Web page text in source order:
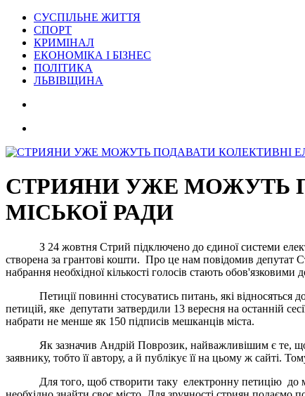
СУСПІЛЬНЕ ЖИТТЯ
СПОРТ
КРИМІНАЛ
ЕКОНОМІКА І БІЗНЕС
ПОЛІТИКА
ЛЬВІВЩИНА
СТРИЯНИ УЖЕ МОЖУТЬ
МІСЬКОЇ РАДИ
З 24 жовтня Стрий підключено до єдиної системи
створена за грантові кошти. Про це нам повідомив депутат
набрання необхідної кількості голосів стають обов'язковими
Петиції повинні стосуватись питань, які відносяться до
петицій, яке депутати затвердили 13 вересня на останній
набрати не менше як 150 підписів мешканців міста.
Як зазначив Андрій Поврозик, найважливішим є те, що
заявнику, тобто її автору, а й публікує її на цьому ж сайті.
Для того, щоб створити таку електронну петицію до